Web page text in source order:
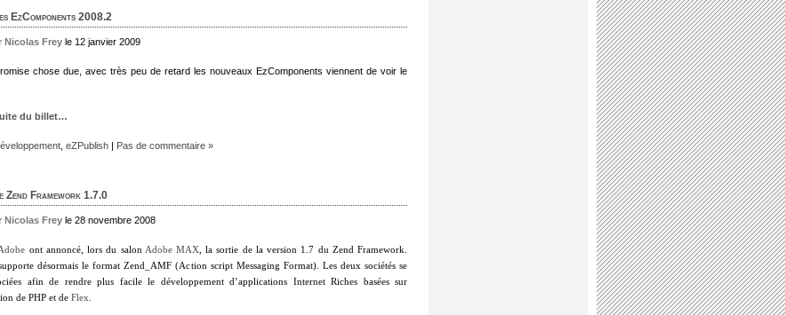
EzComponents 2008.2
Nicolas Frey le 12 janvier 2009
chose due, avec très peu de retard les nouveaux EzComponents viennent de voir le
du billet…
eZPublish | Pas de commentaire »
Zend Framework 1.7.0
Nicolas Frey le 28 novembre 2008
ont annoncé, lors du salon Adobe MAX , la sortie de la version 1.7 du Zend Framework.
désormais le format Zend_AMF (Action script Messaging Format). Les deux sociétés se
afin de rendre plus facile le développement d’applications Internet Riches basées sur
de PHP et de Flex